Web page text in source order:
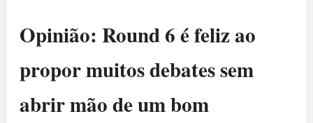
Opinião: Round 6 é feliz ao
propor muitos debates sem
abrir mão de um bom